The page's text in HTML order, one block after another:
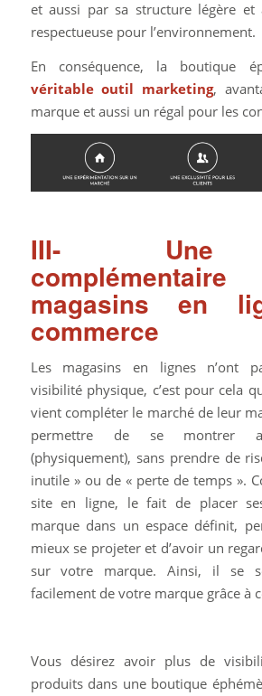
et aussi par sa structure légère et
respectueuse pour l’environnement.
En conséquence, la boutique
véritable outil marketing,
marque et aussi un régal pour les
III- Une
magasins en
commerce
Les magasins en lignes n’ont
visibilité physique, c’est pour cela
vient compléter le marché de leur
permettre de se montrer
(physiquement), sans prendre de
inutile » ou de « perte de temps ».
site en ligne, le fait de placer
marque dans un espace définit,
mieux se projeter et d’avoir un
sur votre marque. Ainsi, il se
facilement de votre marque grâce à
Vous désirez avoir plus de
produits dans une boutique